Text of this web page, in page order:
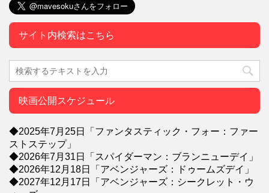
サイト内検索はこちら
映画公開スケジュール
◆2025年7月25日「ファンタスティック・フォー：ファー
ストステップ」
◆2026年7月31日「スパイダーマン：ブランニューデイ」
◆2026年12月18日「アベンジャーズ：ドゥームズデイ」
◆2027年12月17日「アベンジャーズ：シークレット・ウ